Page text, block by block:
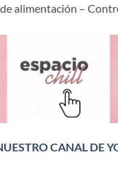
alimentación –
CANAL DE